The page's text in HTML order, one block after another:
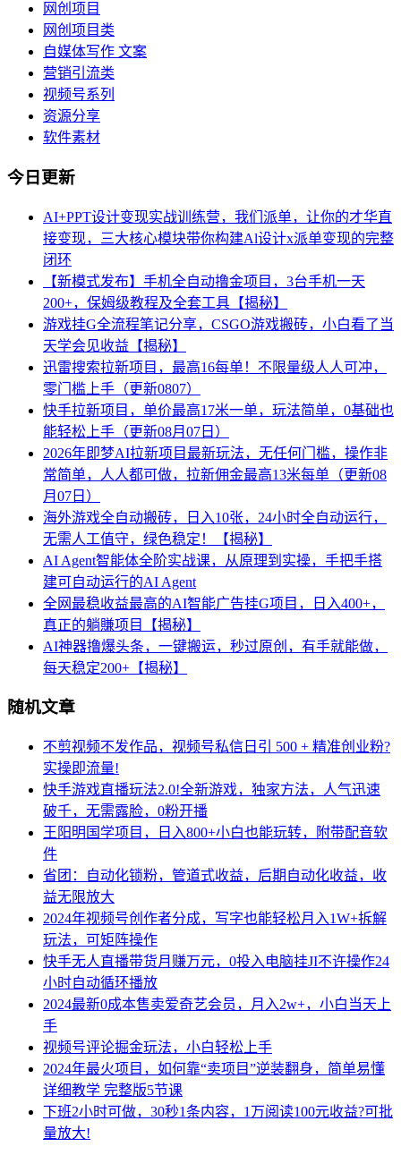
网创项目
网创项目类
自媒体写作 文案
营销引流类
视频号系列
资源分享
软件素材
今日更新
AI+PPT设计变现实战训练营，我们派单，让你的才华直
接变现，三大核心模块带你构建Al设计x派单变现的完整
闭环
【新模式发布】手机全自动撸金项目，3台手机一天
200+，保姆级教程及全套工具【揭秘】
游戏挂G全流程笔记分享，CSGO游戏搬砖，小白看了当
天学会见收益【揭秘】
迅雷搜索拉新项目，最高16每单！不限量级人人可冲，
零门槛上手（更新0807）
快手拉新项目，单价最高17米一单，玩法简单，0基础也
能轻松上手（更新08月07日）
2026年即梦AI拉新项目最新玩法，无任何门槛，操作非
常简单，人人都可做，拉新佣金最高13米每单（更新08
月07日）
海外游戏全自动搬砖，日入10张，24小时全自动运行，
无需人工值守，绿色稳定！【揭秘】
AI Agent智能体全阶实战课，从原理到实操，手把手搭
建可自动运行的AI Agent
全网最稳收益最高的AI智能广告挂G项目，日入400+，
真正的躺賺项目【揭秘】
AI神器撸爆头条，一键搬运，秒过原创，有手就能做，
每天稳定200+【揭秘】
随机文章
不剪视频不发作品，视频号私信日引 500 + 精准创业粉?
实操即流量!
快手游戏直播玩法2.0!全新游戏，独家方法，人气迅速
破千，无需露脸，0粉开播
王阳明国学项目，日入800+小白也能玩转，附带配音软
件
省团：自动化锁粉，管道式收益，后期自动化收益，收
益无限放大
2024年视频号创作者分成，写字也能轻松月入1W+拆解
玩法，可矩阵操作
快手无人直播带货月赚万元，0投入电脑挂JI不许操作24
小时自动循环播放
2024最新0成本售卖爱奇艺会员，月入2w+，小白当天上
手
视频号评论掘金玩法，小白轻松上手
2024年最火项目，如何靠“卖项目”逆装翻身，简单易懂
详细教学 完整版5节课
下班2小时可做，30秒1条内容，1万阅读100元收益?可批
量放大!